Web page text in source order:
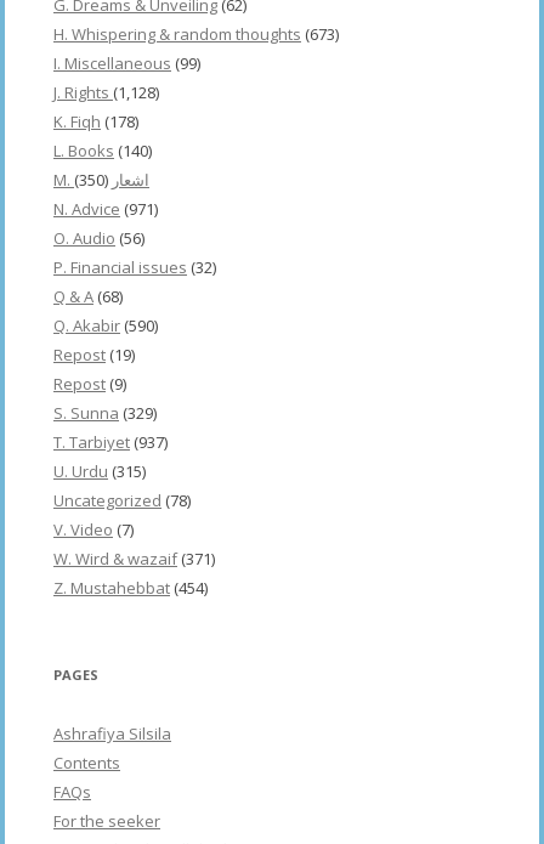
G. Dreams & Unveiling (62)
H. Whispering & random thoughts (673)
I. Miscellaneous (99)
J. Rights (1,128)
K. Fiqh (178)
L. Books (140)
M. اشعار (350)
N. Advice (971)
O. Audio (56)
P. Financial issues (32)
Q & A (68)
Q. Akabir (590)
Repost (19)
Repost (9)
S. Sunna (329)
T. Tarbiyet (937)
U. Urdu (315)
Uncategorized (78)
V. Video (7)
W. Wird & wazaif(371)
Z. Mustahebbat (454)
PAGES
Ashrafiya Silsila
Contents
FAQs
For the seeker